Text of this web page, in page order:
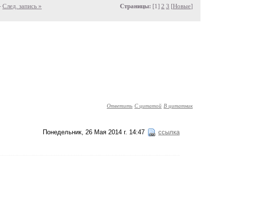
След. запись » Страницы: [1] 2 3 [Новые]
Ответить С цитатой В цитатник
Понедельник, 26 Мая 2014 г. 14:47 ссылка